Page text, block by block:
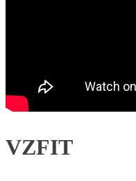
VZFIT